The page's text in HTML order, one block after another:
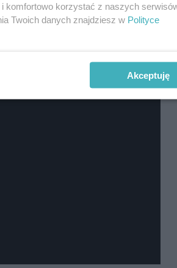
komfortowo korzystać z naszych
Twoich danych znajdziesz w Polityce
Akceptuję